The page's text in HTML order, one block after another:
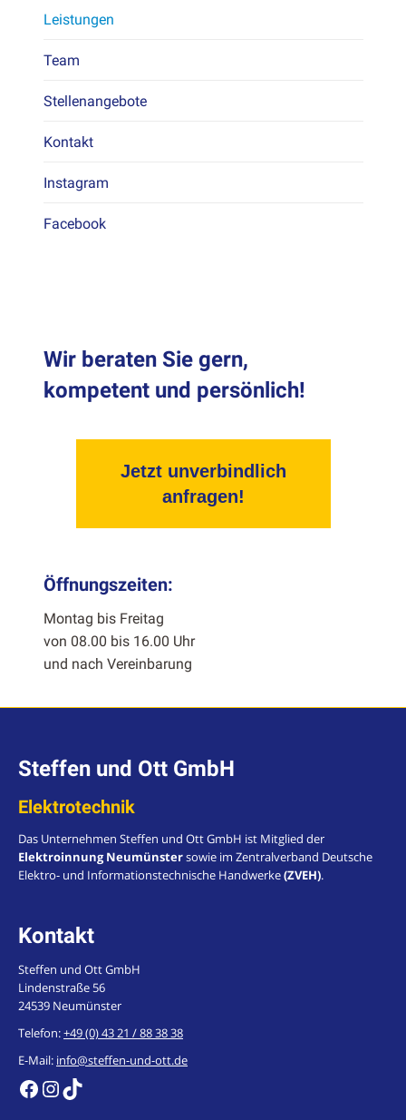
Leis­tun­gen
Team
Stel­lenange­bote
Kon­takt
Insta­gram
Face­book
Wir beraten Sie gern,
kompetent und persönlich!
Jetzt unverbindlich
anfragen!
Öffnungszeiten:
Mon­tag bis Fre­itag
von 08.00 bis 16.00 Uhr
und nach Vere­in­barung
Steffen und Ott GmbH
Elektrotechnik
Das Unternehmen Steffen und Ott GmbH ist Mitglied der
Elektroinnung Neumünstersowie im Zentralverband Deutsche
Elektro- und Informationstechnische Handwerke(ZVEH).
Kontakt
Steffen und Ott GmbH
Lindenstraße 56
24539 Neumünster
Telefon:+49 (0) 43 21 / 88 38 38
E-Mail: info@steffen-und-ott.de
https://de-de.facebook.com/steffenundott/ InstagramTikTok